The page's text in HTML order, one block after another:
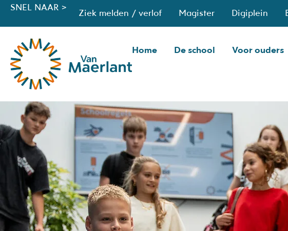
SNEL NAAR > Ziek melden / verlof Magister Digiplein
Home De school Voor ouders